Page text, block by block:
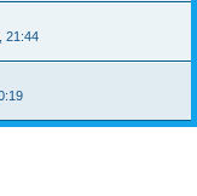
21:44